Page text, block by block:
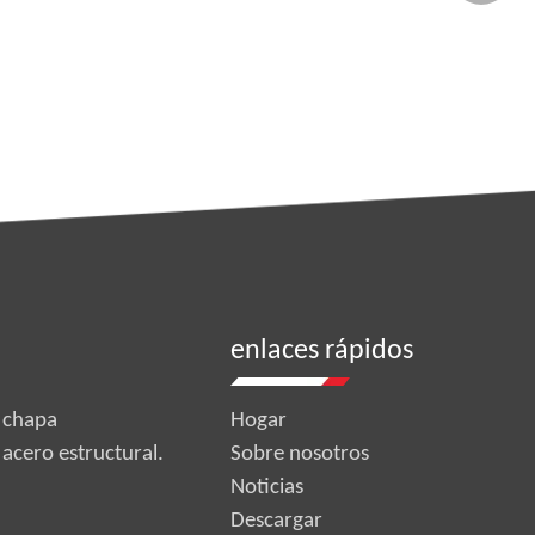
estructural.
enlaces rápidos
Hogar
Sobre nosotros
Noticias
Descargar